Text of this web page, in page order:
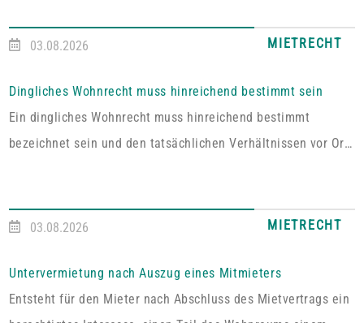
03.08.2026 MIETRECHT
Dingliches Wohnrecht muss hinreichend bestimmt sein
Ein dingliches Wohnrecht muss hinreichend bestimmt
bezeichnet sein und den tatsächlichen Verhältnissen vor Ort
Oberlandesgericht Zweibrücken entschiedenen Fall umfasste
alleinige ausschließliche Benutzung der abgeschlossenen
Wohnung im Dachgeschoss“. Tatsächlich handelt es sich bei
03.08.2026 MIETRECHT
Untervermietung nach Auszug eines Mitmieters
Entsteht für den Mieter nach Abschluss des Mietvertrags ein